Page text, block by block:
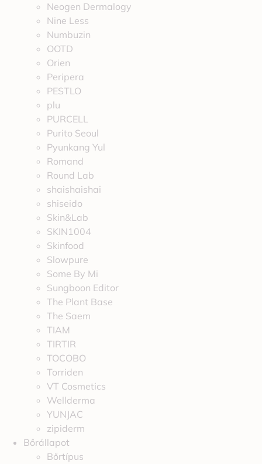
Neogen Dermalogy
Nine Less
Numbuzin
OOTD
Orien
Peripera
PESTLO
plu
PURCELL
Purito Seoul
Pyunkang Yul
Romand
Round Lab
shaishaishai
shiseido
Skin&Lab
SKIN1004
Skinfood
Slowpure
Some By Mi
Sungboon Editor
The Plant Base
The Saem
TIAM
TIRTIR
TOCOBO
Torriden
VT Cosmetics
Wellderma
YUNJAC
zipiderm
Bőrállapot
Bőrtípus